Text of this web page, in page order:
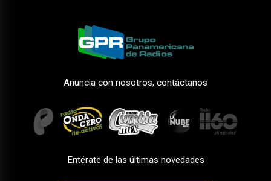
Anuncia con nosotros, contáctanos
Entérate de las últimas novedades